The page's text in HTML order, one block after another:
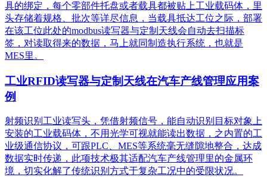
具的绑定，每个零部件托盘或者载具都被贴上工业载码体，里
头存储着规格、批次等详尽信息，当载具抵达工位之际，部署
在该工位此处的modbus读写器与定制天线会自动去扫描标
签，对读取得来的数据，马上就同制造执行系统，也就是
MES里。
工业RFID读写器与定制天线在汽车产线管理应用案
例
射频识别工业读写头，凭借射频信号，能自动识别目标对象上
安装的工业载码体，不用光学可视就能读出数据，之内置的工
业级通信协议，可跟PLC、MES等系统毫无缝隙地整合，达成
数据实时传递，此项技术极其适配汽车产线管理里的金属环
境，切实化解了传统识别方式于复杂工况中的受限状况。